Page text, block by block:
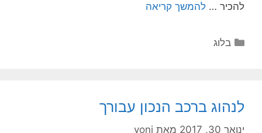
להכיר …להמשך קריאה
בלוג
לנהוג ברכב הנכון עבורך
ינואר 30, 2017 מאתyoni